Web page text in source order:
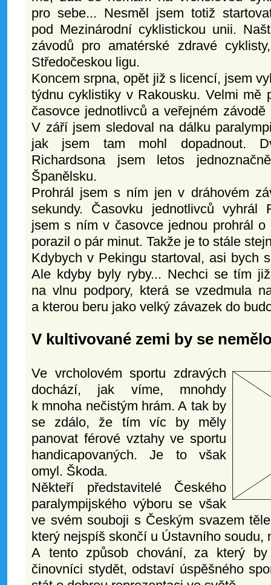
pro sebe... Nesměl jsem totiž
pod Mezinárodní cyklistickou unii.
závodů pro amatérské zdravé
Středočeskou ligu.
Koncem srpna, opět již s licencí, jsem
týdnu cyklistiky v Rakousku. Velmi mě
časovce jednotlivců a veřejném
V září jsem sledoval na dálku
jak jsem tam mohl dopadnout.
Richardsona jsem letos
Španělsku.
Prohrál jsem s ním jen v dráhovém
sekundy. Časovku jednotlivců vyhrál
jsem s ním v časovce jednou prohrál
porazil o pár minut. Takže je to stále
Kdybych v Pekingu startoval, asi bych
Ale kdyby byly ryby... Nechci se tím
na vlnu podpory, která se vzedmula
a kterou beru jako velký závazek do
V kultivované zemi by se
Ve vrcholovém sportu zdravých
dochází, jak víme, mnohdy
k mnoha nečistým hrám. A tak by
se zdálo, že tím víc by měly
panovat férové vztahy ve sportu
handicapovaných. Je to však
omyl. Škoda.
Někteří představitelé Českého
paralympijského výboru se však
ve svém souboji s Českým svazem
který nejspíš skončí u Ústavního soudu,
A tento způsob chování, za který
činovníci stydět, odstaví úspěšného